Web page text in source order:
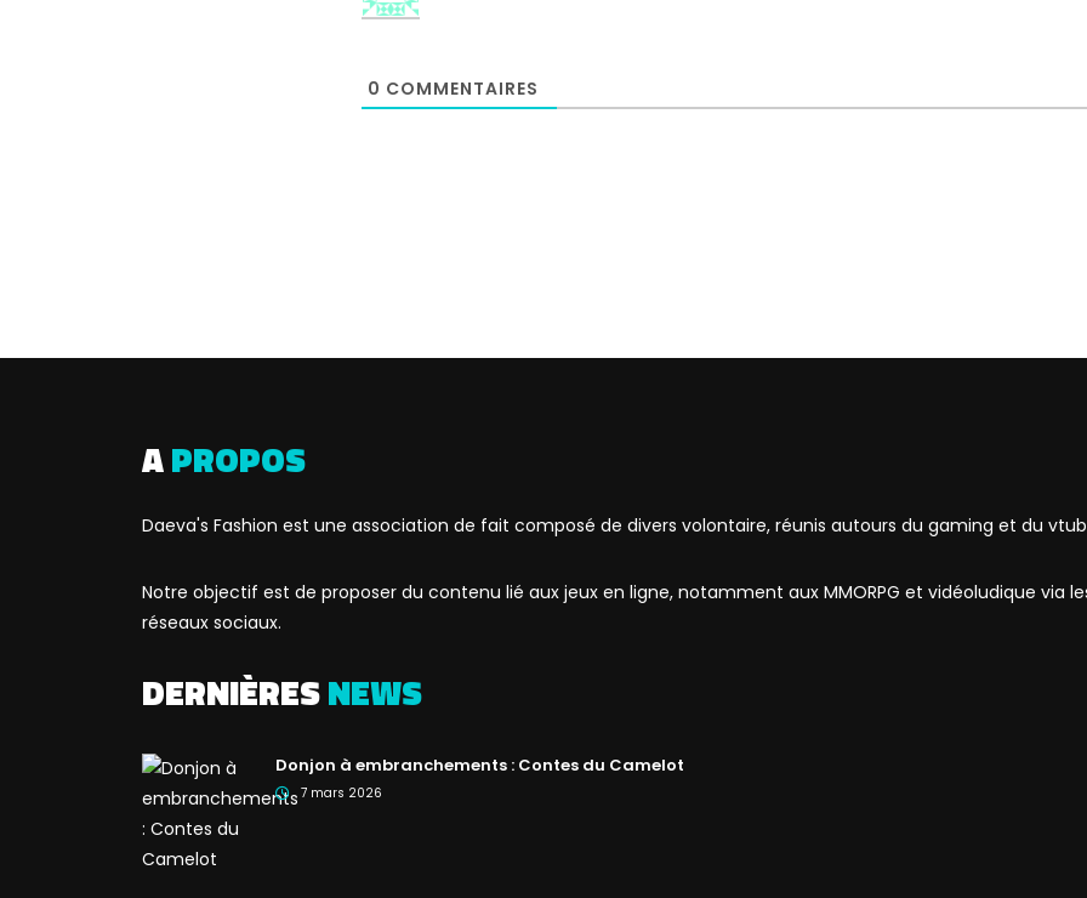
0 COMMENTAIRES
APROPOS
Daeva's Fashion est une association de fait composé de divers volontaire, réunis autours du gaming et du
Notre objectif est de proposer du contenu lié aux jeux en ligne, notamment aux MMORPG et vidéoludique via
réseaux sociaux.
DERNIÈRESNEWS
Donjon à embranchements : Contes du Camelot
7 mars 2026